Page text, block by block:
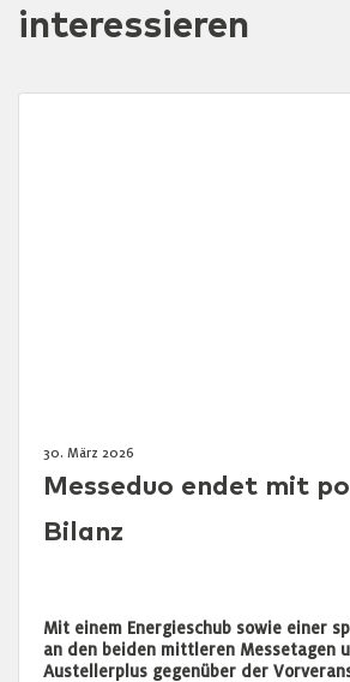
interessieren
30. März 2026
Messeduo endet mit
Bilanz
Mit einem Energieschub sowie einer
an den beiden mittleren Messetagen
Austellerplus gegenüber der